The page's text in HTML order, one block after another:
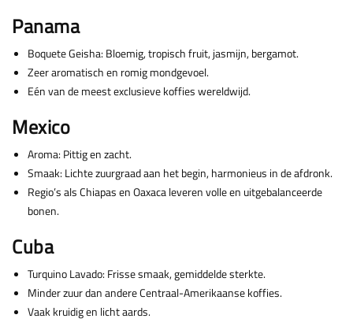
Panama
Boquete Geisha: Bloemig, tropisch fruit, jasmijn, bergamot.
Zeer aromatisch en romig mondgevoel.
Eén van de meest exclusieve koffies wereldwijd.
Mexico
Aroma: Pittig en zacht.
Smaak: Lichte zuurgraad aan het begin, harmonieus in de afdronk.
Regio’s als Chiapas en Oaxaca leveren volle en uitgebalanceerde
bonen.
Cuba
Turquino Lavado: Frisse smaak, gemiddelde sterkte.
Minder zuur dan andere Centraal-Amerikaanse koffies.
Vaak kruidig en licht aards.